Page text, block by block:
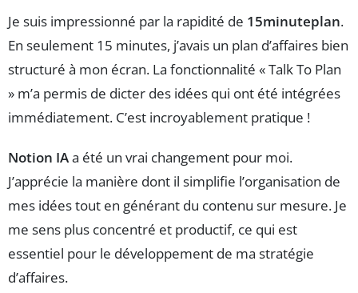
Je suis impressionné par la rapidité de 15minuteplan.
En seulement 15 minutes, j’avais un plan d’affaires bien
structuré à mon écran. La fonctionnalité « Talk To Plan
» m’a permis de dicter des idées qui ont été intégrées
immédiatement. C’est incroyablement pratique !
Notion IAa été un vrai changement pour moi.
J’apprécie la manière dont il simplifie l’organisation de
mes idées tout en générant du contenu sur mesure. Je
me sens plus concentré et productif, ce qui est
essentiel pour le développement de ma stratégie
d’affaires.